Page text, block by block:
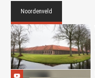
Noordenveld